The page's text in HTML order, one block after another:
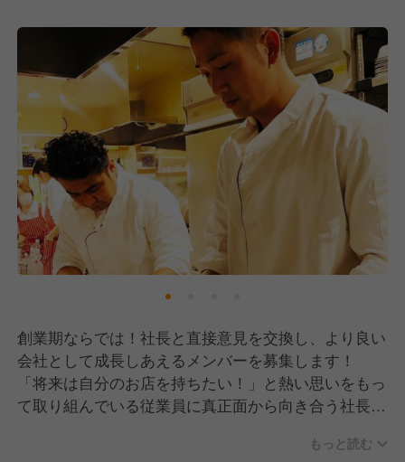
す。
創業期ならでは！社長と直接意見を交換し、より良い
会社として成長しあえるメンバーを募集します！
「将来は自分のお店を持ちたい！」と熱い思いをもっ
て取り組んでいる従業員に真正面から向き合う社長の
社員はもちろん、アルバイトもボーナスや業績手当を
もっと読む